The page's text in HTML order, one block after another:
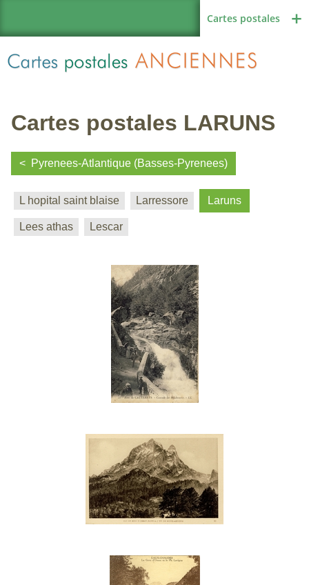
Cartes postales
Autres pays
Thèmes
Cartes postales LARUNS
Pyrenees-Atlantique (Basses-Pyrenees)
L hopital saint blaise Larressore Laruns
Lees athas Lescar